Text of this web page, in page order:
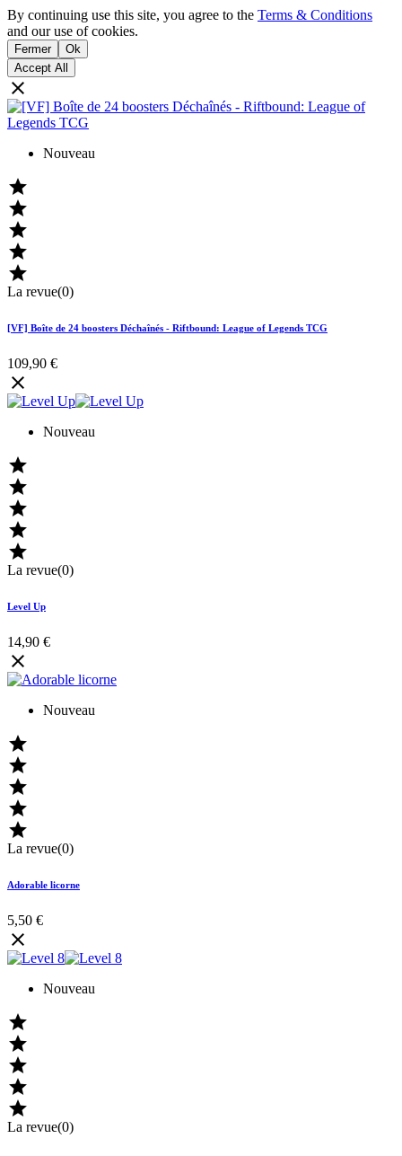
By continuing use this site, you agree to the Terms & Conditions
and our use of cookies.
Fermer
Ok
Accept All

Nouveau





La revue(0)
[VF] Boîte de 24 boosters Déchaînés - Riftbound: League of Legends TCG
109,90 €

Nouveau





La revue(0)
Level Up
14,90 €

Nouveau





La revue(0)
Adorable licorne
5,50 €

Nouveau





La revue(0)